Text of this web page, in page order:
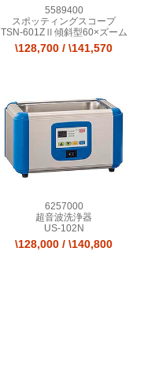
5589400
スポッティングスコープ
TSN-601ZⅡ傾斜型60×ズーム
\128,700 / \141,570
6257000
超音波洗浄器
US-102N
\128,000 / \140,800